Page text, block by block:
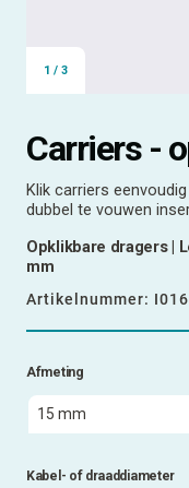
1 / 3
Carriers -
Klik carriers
dubbel te vouwen
Opklikbare dragers |
mm
Artikelnummer:
Afmeting
Kabel- of draaddiameter